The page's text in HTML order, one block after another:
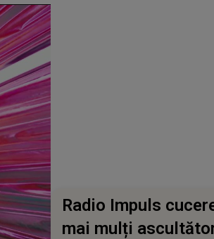
Radio Impuls
mai mulți